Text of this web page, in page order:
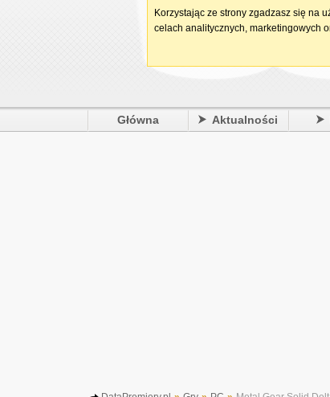
Główna Aktualności
Korzystając ze strony zgadzasz się na
celach analitycznych, marketingowych